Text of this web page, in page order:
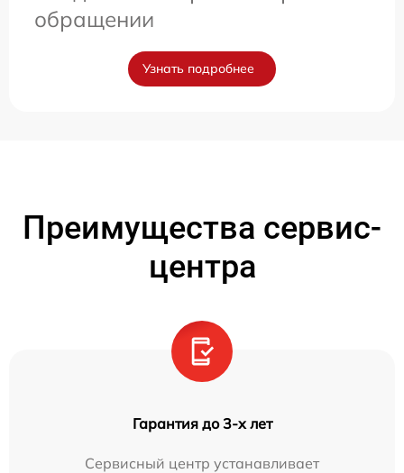
обращении
Узнать подробнее
Преимущества сервис-
центра
Гарантия до 3-х лет
Сервисный центр устанавливает